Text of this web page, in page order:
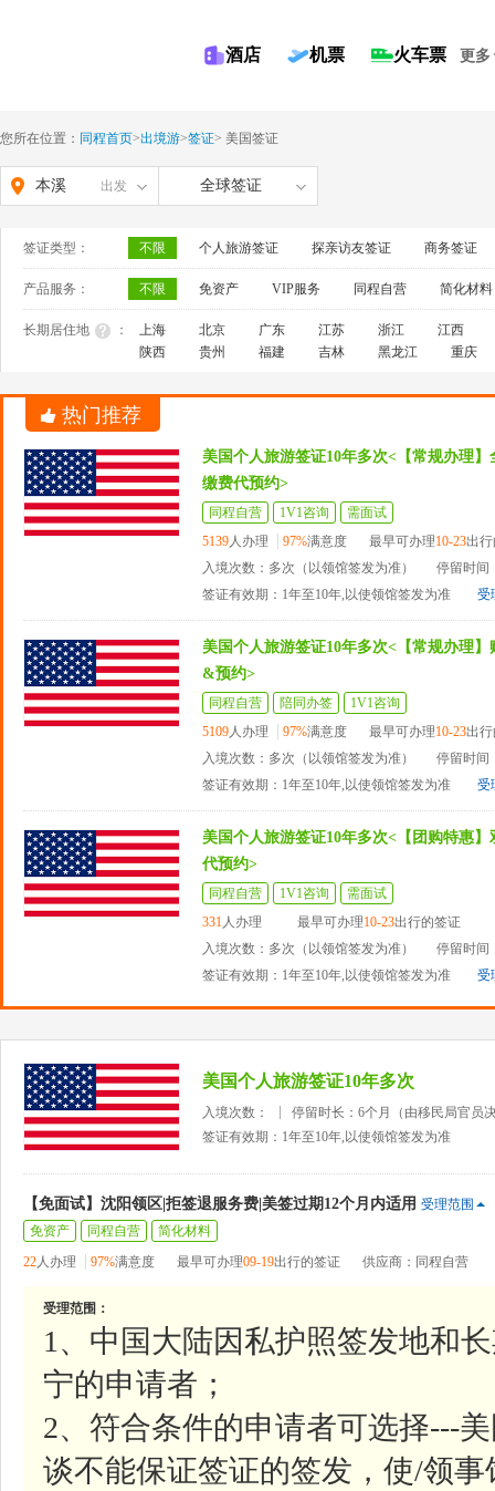
酒店 机票 火车票 更多
您所在位置： 同程首页>出境游>签证> 美国签证
本溪 出发 全球签证
签证类型： 不限 个人旅游签证 探亲访友签证 商务签证
产品服务： 不限 免资产 VIP服务 同程自营 简化材料
长期居住地 ： 上海 北京 广东 江苏 浙江
江西
陕西
贵州 福建 吉林 黑龙江 重庆
热门推荐
美国个人旅游签证10年多次<【常规办理
缴费代预约>
同程自营 1V1咨询
需面试
5139人办理 97%满意度 最早可办理10-23出
入境次数：多次（以领馆签发为准）
停留时间
签证有效期：1年至10年,以使领馆签发为准
受
美国个人旅游签证10年多次<【常规办理
&预约>
同程自营 陪同办签
1V1咨询
5109人办理 97%满意度 最早可办理10-23出
入境次数：多次（以领馆签发为准）
停留时间
签证有效期：1年至10年,以使领馆签发为准
受
美国个人旅游签证10年多次<【团购特惠
代预约>
同程自营 1V1咨询
需面试
331人办理 最早可办理10-23出行的签证
入境次数：多次（以领馆签发为准）
停留时间
签证有效期：1年至10年,以使领馆签发为准
受
美国个人旅游签证10年多次
入境次数：
停留时长：6个月（由移民局官员
签证有效期：1年至10年,以使领馆签发为准
【免面试】沈阳领区|拒签退服务费|美签过期12个月内适用 受理范围
免资产
同程自营
简化材料
22人办理 97%满意度 最早可办理09-19出行的签证 供应商：同程自营
受理范围：
1、中国大陆因私护照签发地和
宁的申请者；
2、符合条件的申请者可选择---
谈不能保证签证的签发，使/领